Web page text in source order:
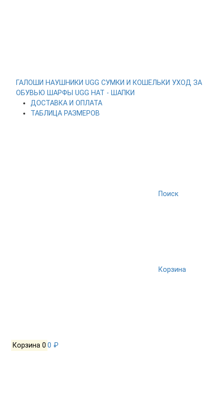
ГАЛОШИ НАУШНИКИ UGG СУМКИ И КОШЕЛЬКИ УХОД ЗА
ОБУВЬЮ ШАРФЫ UGG HAT - ШАПКИ
ДОСТАВКА И ОПЛАТА
ТАБЛИЦА РАЗМЕРОВ
Поиск
Корзина
Корзина 0 0 ₽